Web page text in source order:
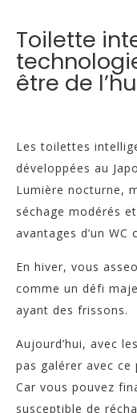
Toilette
être de
Les toilettes
développées au
Lumière nocturne,
séchage modérés
avantages d’un WC
En hiver, vous
comme un défi
ayant des frissons.
Aujourd’hui, avec
pas galérer avec
Car vous pouvez
susceptible de